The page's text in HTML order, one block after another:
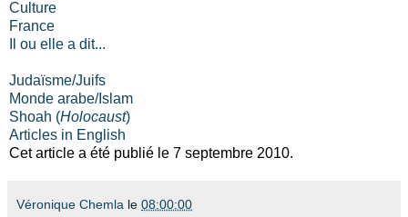
Culture
France
Il ou elle a dit...
Judaïsme/Juifs
Monde arabe/Islam
Shoah (Holocaust)
Articles in English
Cet article a été publié le 7 septembre 2010.
Véronique Chemla le 08:00:00